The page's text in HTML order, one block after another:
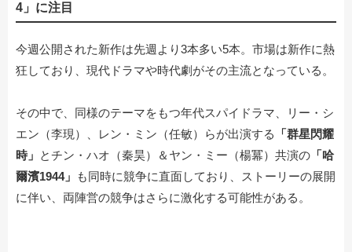
4」に注目
今週公開された新作は先週より3本多い5本。市場は新作に熱
狂しており、現代ドラマや時代劇がその主流となっている。
その中で、同様のテーマをもつ年代スパイドラマ、リー・シ
エン（李現）、レン・ミン（任敏）らが出演する
「群星閃耀
時」 とチン・ハオ（秦昊）＆ヤン・ミー（楊冪）共演の 「哈
爾濱1944」
も同時に競争に直面しており、ストーリーの展開
に伴い、両陣営の競争はさらに激化する可能性がある。